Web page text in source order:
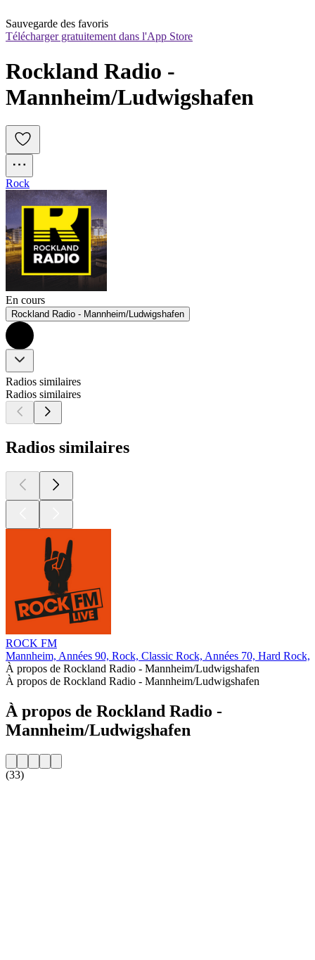
Sauvegarde des favoris
Télécharger gratuitement dans l'App Store
Rockland Radio -
Mannheim/Ludwigshafen
Rock
En cours
Rockland Radio - Mannheim/Ludwigshafen
Radios similaires
Radios similaires
Radios similaires
ROCK FM
Mannheim, Années 90, Rock, Classic Rock, Années 70, Hard
À propos de Rockland Radio - Mannheim/Ludwigshafen
À propos de Rockland Radio - Mannheim/Ludwigshafen
À propos de Rockland Radio -
Mannheim/Ludwigshafen
(33)